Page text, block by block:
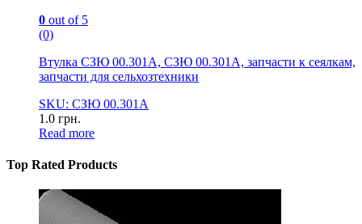
0 out of 5
(0)
Втулка СЗЮ 00.301А, СЗЮ 00.301А, запчасти к сеялкам,
запчасти для сельхозтехники
SKU: СЗЮ 00.301А
1.0 грн.
Read more
Top Rated Products